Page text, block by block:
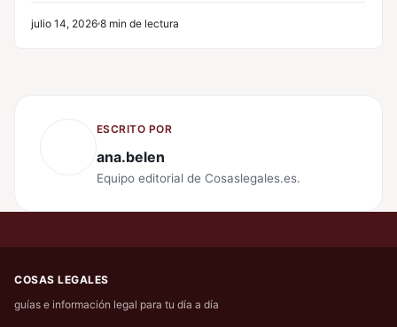
julio 14, 2026 8 min de lectura
ESCRITO POR
ana.belen
Equipo editorial de Cosaslegales.es.
COSAS LEGALES
guías e información legal para tu día a día